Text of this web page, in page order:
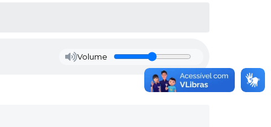
Volume